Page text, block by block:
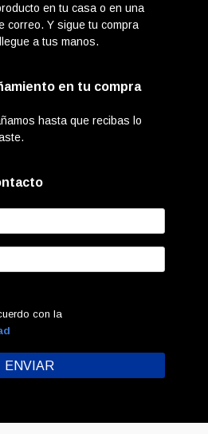
en tu casa o en una
correo. Y sigue tu compra
a tus manos.
en tu compra
hasta que recibas lo
con la